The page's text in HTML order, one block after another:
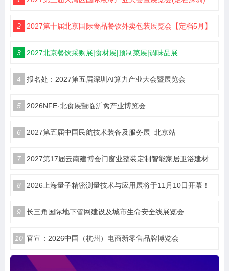
2 2027第十届北京国际食品餐饮外卖包装展览会【定档5月】
3 2027北京餐饮采购展|食材展|预制菜展|调味品展
4 报名处：2027第五届深圳AI算力产业大会暨展览会
5 2026NFE·北食展暨临沂禽产业博览会
6 2027第五届中国民航技术装备及服务展_北京站
7 2027第17届云南建博会门窗业整装定制智能家居卫浴建材展会
8 2026上海量子精密测量技术与应用展将于11月10日开幕！
9 长三角国际地下管网建设及城市生命安全线展览会
10 官宣：2026中国（杭州）电商新零售品牌博览会